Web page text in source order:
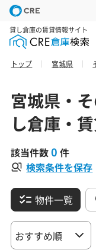
貸し倉庫の賃貸情報サイト
トップ 宮城県
宮城県・
し倉庫・
該当件数0 件
検索条件を保存
物件一覧